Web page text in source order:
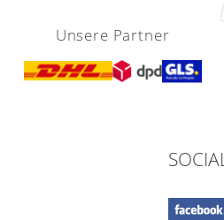
Unsere Partner
SOCIAL